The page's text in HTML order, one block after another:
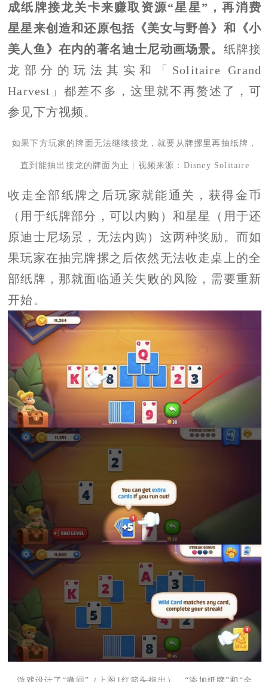
成纸牌接龙关卡来赚取资源“星星”，再消费
星星来创造和还原包括《美女与野兽》和《小
美人鱼》在内的著名迪士尼动画场景。 纸牌接
龙部分的玩法其实和「Solitaire Grand
Harvest」都差不多，这里就不再赘述了，可
参见下方视频。
如果下方玩家的牌面无法继续接龙，就要从牌摞里再抽纸牌，
直到能抽出接龙的牌面为止 | 视频来源：Disney Solitaire
收走全部纸牌之后玩家就能通关，获得金币
（用于纸牌部分，可以内购）和星星（用于还
原迪士尼场景，无法内购）这两种奖励。而如
果玩家在抽完牌摞之后依然无法收走桌上的全
部纸牌，那就面临通关失败的风险，需要重新
开始。